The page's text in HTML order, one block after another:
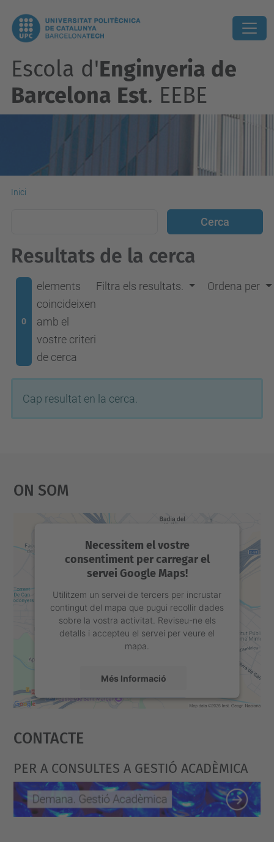
Escola d'Enginyeria de
Barcelona Est. EEBE
Inici
Resultats de la cerca
0
elements
coincideixen
amb el
vostre criteri
de cerca
Filtra els resultats. Ordena per
Cap resultat en la cerca.
On Som
Necessitem el vostre
consentiment per carregar el
servei Google Maps!
Utilitzem un servei de tercers per incrustar
contingut del mapa que pugui recollir dades
sobre la vostra activitat. Reviseu-ne els
detalls i accepteu el servei per veure el
mapa.
Més Informació
powered by
Contacte
PER A CONSULTES A GESTIÓ ACADÈMICA